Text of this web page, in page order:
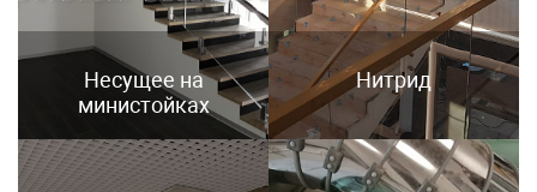
Несущее на
министойках
Нитрид